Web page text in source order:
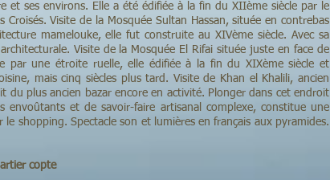
et ses environs. Elle a été édifiée à la fin du XIIème siècle par le
Visite de la Mosquée Sultan Hassan, située en contrebas
mamelouke, elle fut construite au XIVème siècle. Avec sa
Visite de la Mosquée El Rifai située juste en face de
par une étroite ruelle, elle édifiée à la fin du XIXème siècle et
mais cinq siècles plus tard. Visite de Khan el Khalili, ancien
du plus ancien bazar encore en activité. Plonger dans cet endroit
envoûtants et de savoir-faire artisanal complexe, constitue une
shopping. Spectacle son et lumières en français aux pyramides.
copte